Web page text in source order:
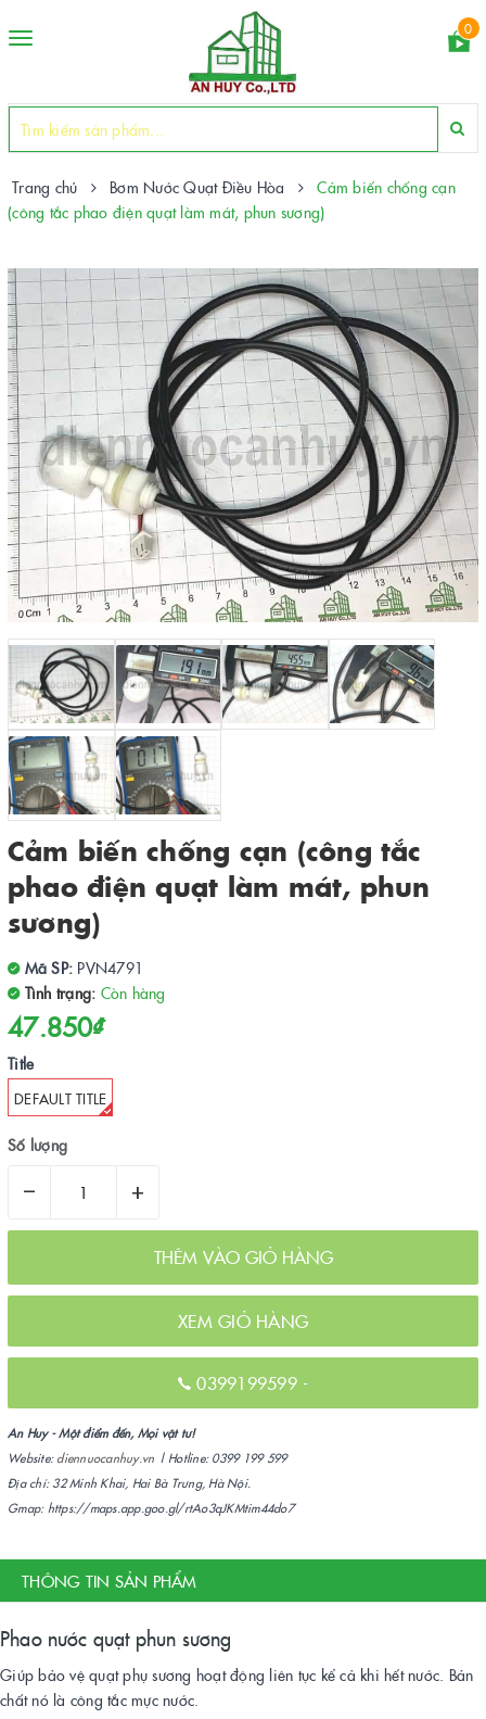
Toggle
0
Trang chủ Bơm Nước Quạt Điều Hòa
Cảm biến chống cạn
(công tắc phao điện quạt làm mát, phun sương)
Cảm biến chống cạn (công tắc
phao điện quạt làm mát, phun
sương)
Mã SP: PVN4791
Tình trạng: Còn hàng
47.850₫
Title
DEFAULT TITLE
Số lượng
– +
THÊM VÀO GIỎ HÀNG
XEM GIỎ HÀNG
0399199599 -
An Huy - Một điểm đến, Mọi vật tư!
Website: diennuocanhuy.vn | Hotline: 0399 199 599
Địa chỉ: 32 Minh Khai, Hai Bà Trưng, Hà Nội.
Gmap: https://maps.app.goo.gl/rtAo3qJKMtim44do7
THÔNG TIN SẢN PHẨM
Phao nước quạt phun sương
Giúp bảo vệ quạt phụ sương hoạt động liên tục kể cả khi hết nước. Bản
chất nó là công tắc mực nước.